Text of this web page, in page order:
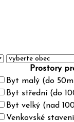
Prostory
Byt malý (do
Byt střední (do
Byt velký (nad
Venkovské stavení